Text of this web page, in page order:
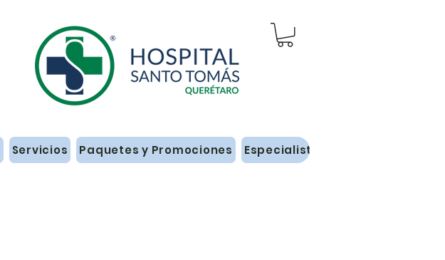
Servicios Paquetes y Promociones Especialistas Adultos